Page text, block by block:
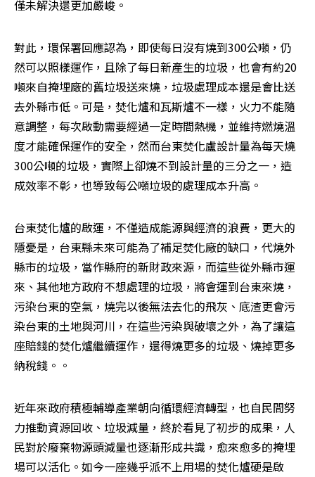
僅未解決還更加嚴峻。
對此，環保署回應認為，即使每日沒有燒到300公噸，仍
然可以照樣運作，且除了每日新產生的垃圾，也會有約20
噸來自掩埋廠的舊垃圾送來燒，垃圾處理成本還是會比送
去外縣市低。可是，焚化爐和瓦斯爐不一樣，火力不能隨
意調整，每次啟動需要經過一定時間熱機，並維持燃燒溫
度才能確保運作的安全，然而台東焚化盧設計量為每天燒
300公噸的垃圾，實際上卻燒不到設計量的三分之一，造
成效率不彰，也導致每公噸垃圾的處理成本升高。
台東焚化爐的啟運，不僅造成能源與經濟的浪費，更大的
隱憂是，台東縣未來可能為了補足焚化廠的缺口，代燒外
縣市的垃圾，當作縣府的新財政來源，而這些從外縣市運
來、其他地方政府不想處理的垃圾，將會運到台東來燒，
污染台東的空氣，燒完以後無法去化的飛灰、底渣更會污
染台東的土地與河川，在這些污染與破壞之外，為了讓這
座賠錢的焚化爐繼續運作，還得燒更多的垃圾、燒掉更多
納稅錢。。
近年來政府積極輔導產業朝向循環經濟轉型，也自民間努
力推動資源回收、垃圾減量，終於看見了初步的成果，人
民對於廢棄物源頭減量也逐漸形成共識，愈來愈多的掩埋
場可以活化。如今一座幾乎派不上用場的焚化爐硬是啟